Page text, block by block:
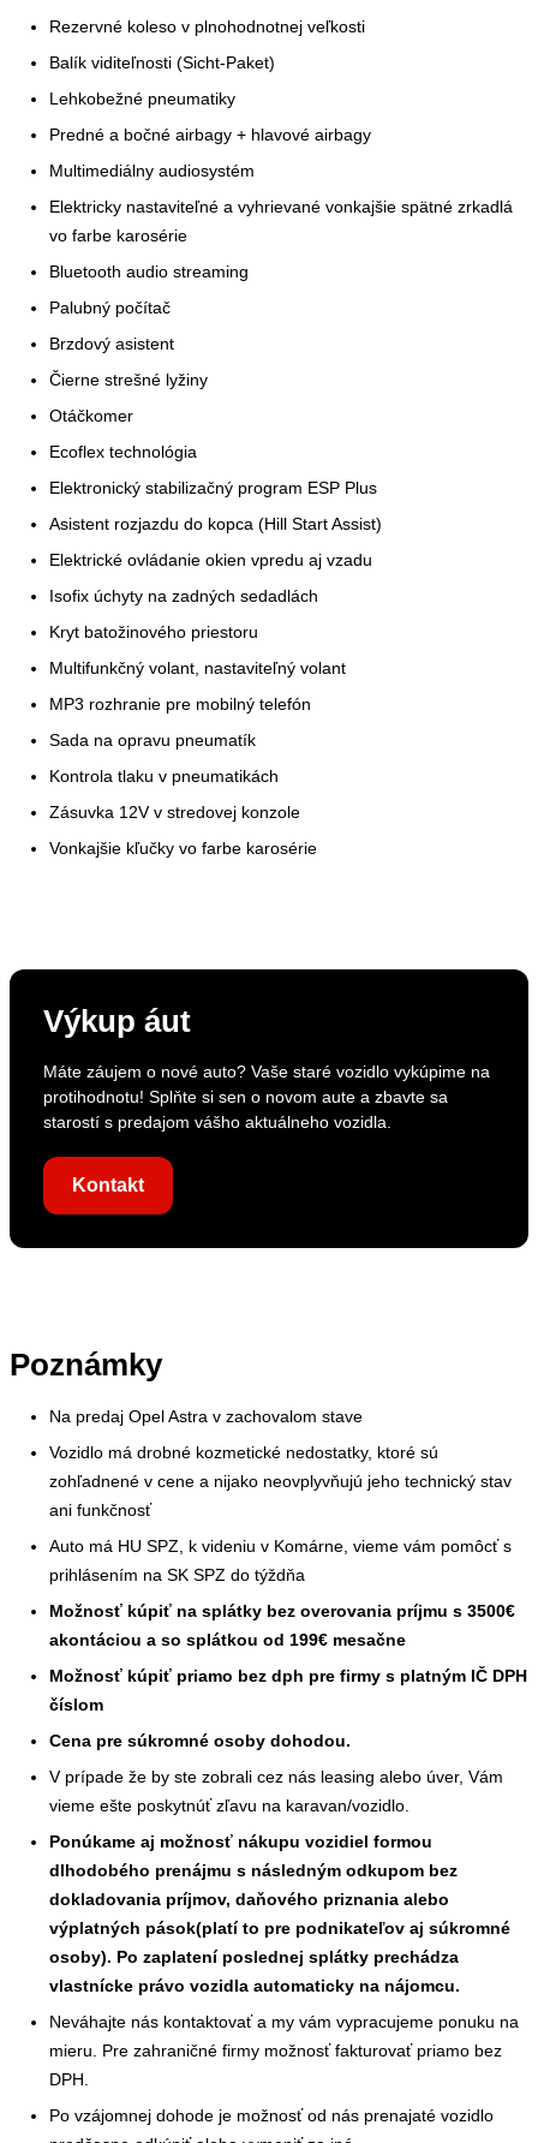
Rezervné koleso v plnohodnotnej veľkosti
Balík viditeľnosti (Sicht-Paket)
Lehkobežné pneumatiky
Predné a bočné airbagy + hlavové airbagy
Multimediálny audiosystém
Elektricky nastaviteľné a vyhrievané vonkajšie spätné zrkadlá
vo farbe karosérie
Bluetooth audio streaming
Palubný počítač
Brzdový asistent
Čierne strešné lyžiny
Otáčkomer
Ecoflex technológia
Elektronický stabilizačný program ESP Plus
Asistent rozjazdu do kopca (Hill Start Assist)
Elektrické ovládanie okien vpredu aj vzadu
Isofix úchyty na zadných sedadlách
Kryt batožinového priestoru
Multifunkčný volant, nastaviteľný volant
MP3 rozhranie pre mobilný telefón
Sada na opravu pneumatík
Kontrola tlaku v pneumatikách
Zásuvka 12V v stredovej konzole
Vonkajšie kľučky vo farbe karosérie
Výkup áut
Máte záujem o nové auto? Vaše staré vozidlo vykúpime na
protihodnotu! Splňte si sen o novom aute a zbavte sa
starostí s predajom vášho aktuálneho vozidla.
Kontakt
Poznámky
Na predaj Opel Astra v zachovalom stave
Vozidlo má drobné kozmetické nedostatky, ktoré sú
zohľadnené v cene a nijako neovplyvňujú jeho technický stav
ani funkčnosť
Auto má HU SPZ, k videniu v Komárne, vieme vám pomôcť s
prihlásením na SK SPZ do týždňa
Možnosť kúpiť na splátky bez overovania príjmu s 3500€
akontáciou a so splátkou od 199€ mesačne
Možnosť kúpiť priamo bez dph pre firmy s platným IČ DPH
číslom
Cena pre súkromné osoby dohodou.
V prípade že by ste zobrali cez nás leasing alebo úver, Vám
vieme ešte poskytnúť zľavu na karavan/vozidlo.
Ponúkame aj možnosť nákupu vozidiel formou
dlhodobého prenájmu s následným odkupom bez
dokladovania príjmov, daňového priznania alebo
výplatných pások(platí to pre podnikateľov aj súkromné
osoby). Po zaplatení poslednej splátky prechádza
vlastnícke právo vozidla automaticky na nájomcu.
Neváhajte nás kontaktovať a my vám vypracujeme ponuku na
mieru. Pre zahraničné firmy možnosť fakturovať priamo bez
DPH.
Po vzájomnej dohode je možnosť od nás prenajaté vozidlo